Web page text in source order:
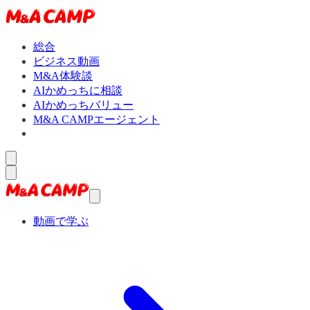
総合
ビジネス動画
M&A体験談
AIかめっちに相談
AIかめっちバリュー
M&A CAMPエージェント
動画で学ぶ